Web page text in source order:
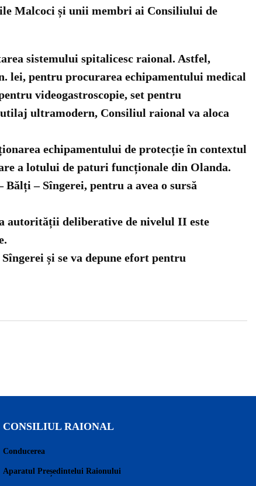
Malcoci și unii membri ai Consiliului de
sistemului spitalicesc raional. Astfel,
lei, pentru procurarea echipamentului medical
videogastroscopie, set pentru
ultramodern, Consiliul raional va aloca
echipamentului de protecție în contextul
a lotului de paturi funcționale din Olanda.
– Sîngerei, pentru a avea o sursă
autorității deliberative de nivelul II este
și se va depune efort pentru
CONSILIUL RAIONAL
Conducerea
Aparatul Președintelui Raionului